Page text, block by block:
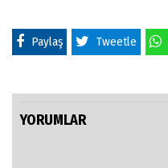
Paylaş Tweetle
YORUMLAR